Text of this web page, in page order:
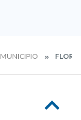
MUNICIPIO FLORA